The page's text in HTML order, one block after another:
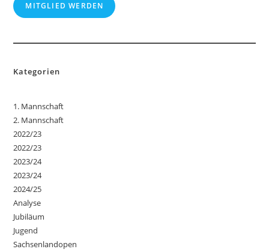
MITGLIED WERDEN
Kategorien
1. Mannschaft
2. Mannschaft
2022/23
2022/23
2023/24
2023/24
2024/25
Analyse
Jubiläum
Jugend
Sachsenlandopen